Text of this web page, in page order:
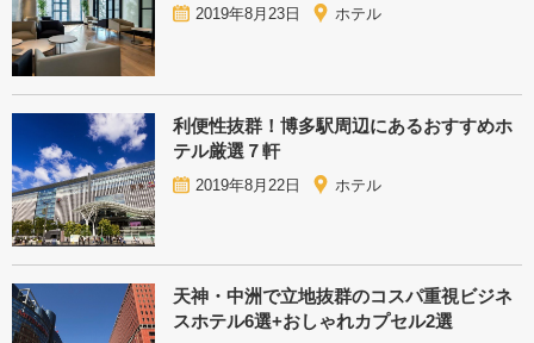
2019年8月23日 ホテル
利便性抜群！博多駅周辺にあるおすすめホ
テル厳選７軒
2019年8月22日 ホテル
天神・中洲で立地抜群のコスパ重視ビジネ
スホテル6選+おしゃれカプセル2選